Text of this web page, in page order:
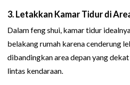
3. Letakkan Kamar Tidur di
Dalam feng shui, kamar tidur
belakang rumah karena cenderung
dibandingkan area depan yang
lintas kendaraan.